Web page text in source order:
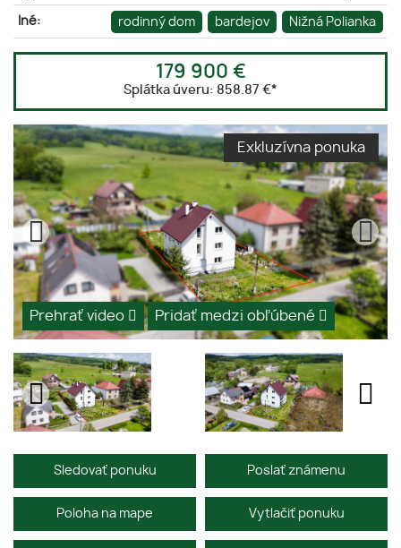
Iné: rodinný dom bardejov Nižná Polianka
179 900 €
Splátka úveru: 858.87 €*
Exkluzívna ponuka
Prehrať video Pridať medzi obľúbené
Sledovať ponuku Poslať známenu
Poloha na mape Vytlačiť ponuku